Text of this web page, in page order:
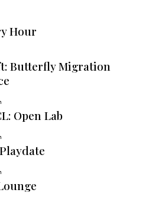
Hour
Butterfly Migration
Open Lab